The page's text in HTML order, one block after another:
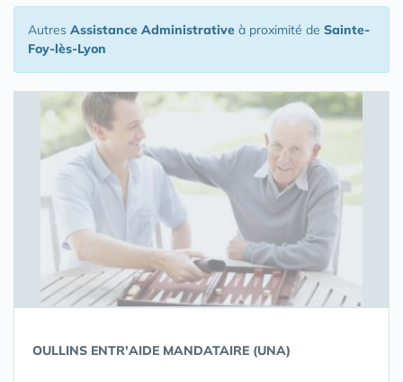
Autres Assistance Administrative à proximité de Sainte-
Foy-lès-Lyon
OULLINS ENTR'AIDE MANDATAIRE (UNA)